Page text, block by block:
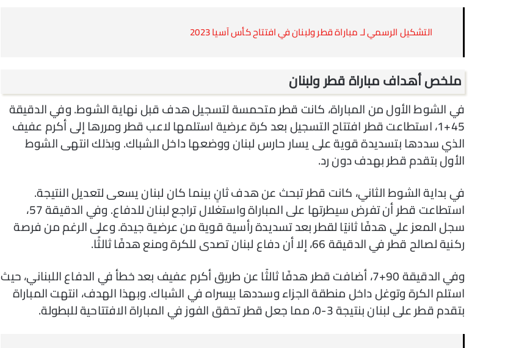
التشكيل الرسمي لـ مباراة قطر ولبنان في افتتاح كأس آسيا 2023
ملخص أهداف مباراة قطر ولبنان
في الشوط الأول من المباراة، كانت قطر متحمسة لتسجيل هدف قبل نهاية الشوط. وفي الدقيقة
45+1، استطاعت قطر افتتاح التسجيل بعد كرة عرضية استلمها لاعب قطر ومررها إلى أكرم عفيف
الذي سددها بتسديدة قوية على يسار حارس لبنان ووضعها داخل الشباك. وبذلك انتهى الشوط
الأول بتقدم قطر بهدف دون رد.
في بداية الشوط الثاني، كانت قطر تبحث عن هدف ثانٍ بينما كان لبنان يسعى لتعديل النتيجة.
استطاعت قطر أن تفرض سيطرتها على المباراة واستغلال تراجع لبنان للدفاع. وفي الدقيقة 57،
سجل المعز علي هدفًا ثانيًا لقطر بعد تسديدة رأسية قوية من عرضية جيدة. وعلى الرغم من فرصة
ركنية لصالح قطر في الدقيقة 66، إلا أن دفاع لبنان تصدى للكرة ومنع هدفًا ثالثًا.
وفي الدقيقة 90+7، أضافت قطر هدفًا ثالثًا عن طريق أكرم عفيف بعد خطأ في الدفاع اللبناني، حيث
استلم الكرة وتوغل داخل منطقة الجزاء وسددها بيسراه في الشباك. وبهذا الهدف، انتهت المباراة
بتقدم قطر على لبنان بنتيجة 3-0، مما جعل قطر تحقق الفوز في المباراة الافتتاحية للبطولة.